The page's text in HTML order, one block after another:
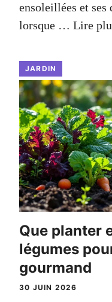
ensoleillées et ses
lorsque … Lire
JARDIN
Que planter
légumes
gourmand
30 JUIN 2026